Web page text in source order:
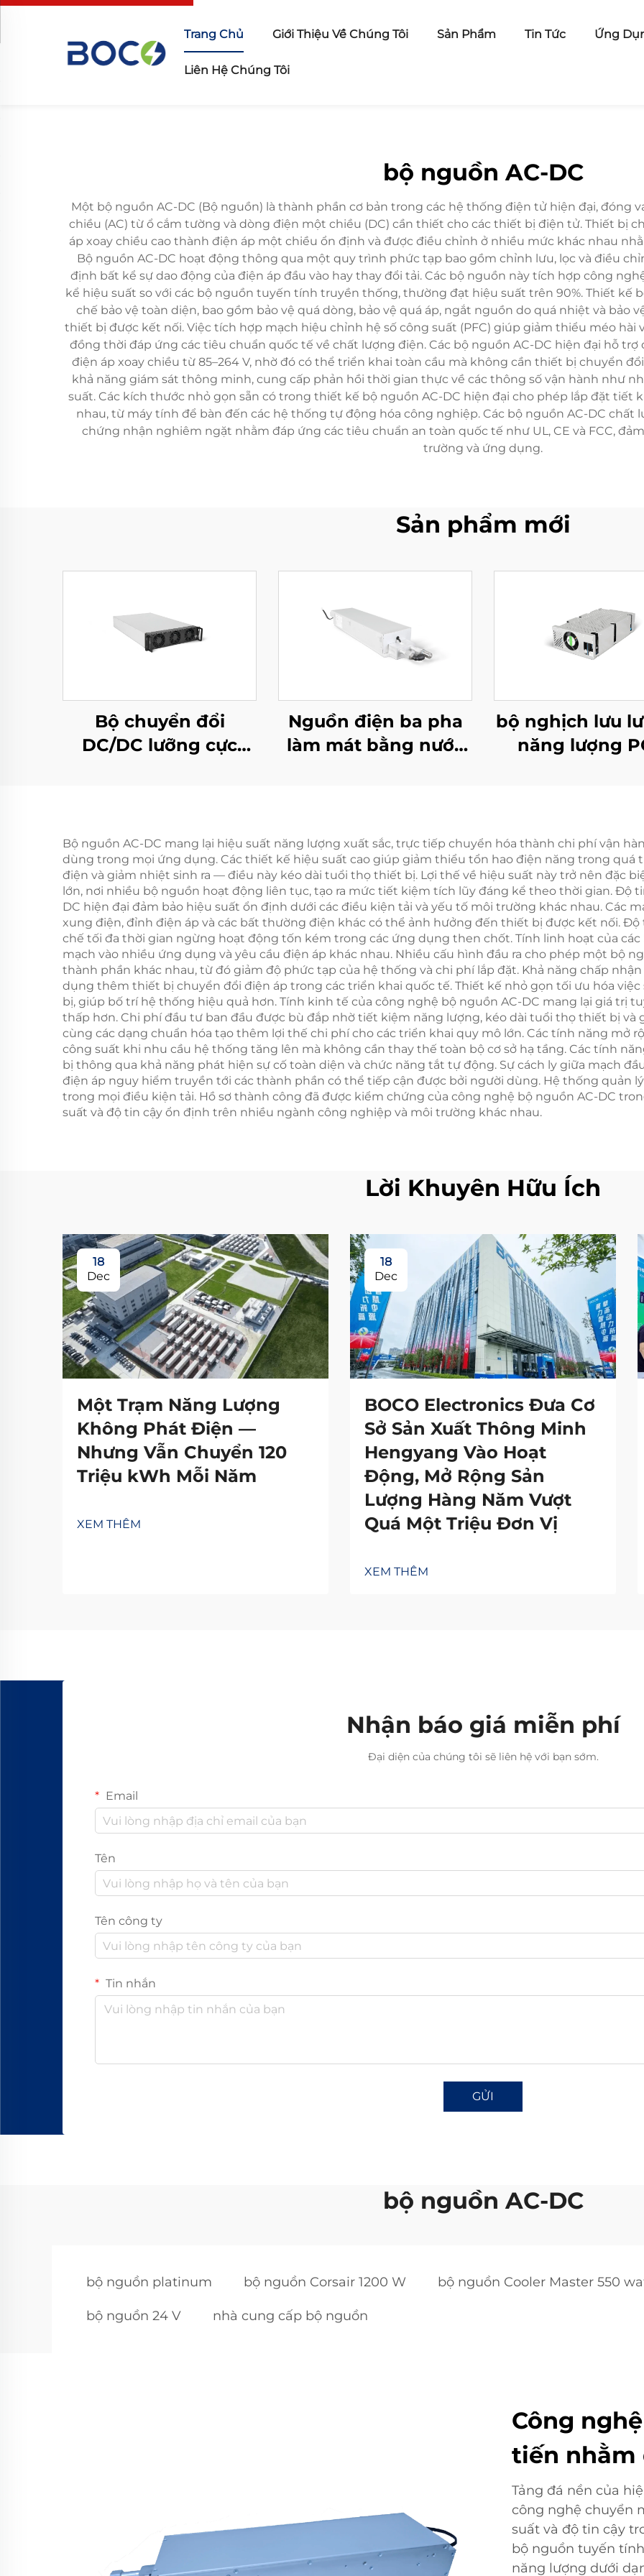
Trang Chủ Giới Thiệu Về Chúng Tôi Sản Phẩm Tin Tức Ứng
Liên Hệ Chúng Tôi
bộ nguồn AC-DC
Một bộ nguồn AC-DC (Bộ nguồn) là thành phần cơ bản trong các hệ thống điện tử hiện đại, đóng
chiều (AC) từ ổ cắm tường và dòng điện một chiều (DC) cần thiết cho các thiết bị điện tử. Thiết bị
áp xoay chiều cao thành điện áp một chiều ổn định và được điều chỉnh ở nhiều mức khác nhau
Bộ nguồn AC-DC hoạt động thông qua một quy trình phức tạp bao gồm chỉnh lưu, lọc và điều
định bất kể sự dao động của điện áp đầu vào hay thay đổi tải. Các bộ nguồn này tích hợp công
kể hiệu suất so với các bộ nguồn tuyến tính truyền thống, thường đạt hiệu suất trên 90%. Thiết kế
chế bảo vệ toàn diện, bao gồm bảo vệ quá dòng, bảo vệ quá áp, ngắt nguồn do quá nhiệt và bảo
thiết bị được kết nối. Việc tích hợp mạch hiệu chỉnh hệ số công suất (PFC) giúp giảm thiểu méo
đồng thời đáp ứng các tiêu chuẩn quốc tế về chất lượng điện. Các bộ nguồn AC-DC hiện đại hỗ
điện áp xoay chiều từ 85–264 V, nhờ đó có thể triển khai toàn cầu mà không cần thiết bị chuyển
khả năng giám sát thông minh, cung cấp phản hồi thời gian thực về các thông số vận hành như
suất. Các kích thước nhỏ gọn sẵn có trong thiết kế bộ nguồn AC-DC hiện đại cho phép lắp đặt
nhau, từ máy tính để bàn đến các hệ thống tự động hóa công nghiệp. Các bộ nguồn AC-DC chất
chứng nhận nghiêm ngặt nhằm đáp ứng các tiêu chuẩn an toàn quốc tế như UL, CE và FCC,
trường và ứng dụng.
Sản phẩm mới
Bộ chuyển đổi
DC/DC lưỡng cực
Nguồn điện ba pha
làm mát bằng nước
bộ nghịch lưu
năng lượng
Bộ nguồn AC-DC mang lại hiệu suất năng lượng xuất sắc, trực tiếp chuyển hóa thành chi phí vận
dùng trong mọi ứng dụng. Các thiết kế hiệu suất cao giúp giảm thiểu tổn hao điện năng trong quá
điện và giảm nhiệt sinh ra — điều này kéo dài tuổi thọ thiết bị. Lợi thế về hiệu suất này trở nên đặc
lớn, nơi nhiều bộ nguồn hoạt động liên tục, tạo ra mức tiết kiệm tích lũy đáng kể theo thời gian. Độ
DC hiện đại đảm bảo hiệu suất ổn định dưới các điều kiện tải và yếu tố môi trường khác nhau. Các
xung điện, đỉnh điện áp và các bất thường điện khác có thể ảnh hưởng đến thiết bị được kết nối. Độ
chế tối đa thời gian ngừng hoạt động tốn kém trong các ứng dụng then chốt. Tính linh hoạt của
mạch vào nhiều ứng dụng và yêu cầu điện áp khác nhau. Nhiều cấu hình đầu ra cho phép một bộ
thành phần khác nhau, từ đó giảm độ phức tạp của hệ thống và chi phí lắp đặt. Khả năng chấp
dụng thêm thiết bị chuyển đổi điện áp trong các triển khai quốc tế. Thiết kế nhỏ gọn tối ưu hóa
bị, giúp bố trí hệ thống hiệu quả hơn. Tính kinh tế của công nghệ bộ nguồn AC-DC mang lại giá trị
thấp hơn. Chi phí đầu tư ban đầu được bù đắp nhờ tiết kiệm năng lượng, kéo dài tuổi thọ thiết bị và
cùng các dạng chuẩn hóa tạo thêm lợi thế chi phí cho các triển khai quy mô lớn. Các tính năng mở
công suất khi nhu cầu hệ thống tăng lên mà không cần thay thế toàn bộ cơ sở hạ tầng. Các tính
bị thông qua khả năng phát hiện sự cố toàn diện và chức năng tắt tự động. Sự cách ly giữa mạch
điện áp nguy hiểm truyền tới các thành phần có thể tiếp cận được bởi người dùng. Hệ thống quản
trong mọi điều kiện tải. Hồ sơ thành công đã được kiểm chứng của công nghệ bộ nguồn AC-DC
suất và độ tin cậy ổn định trên nhiều ngành công nghiệp và môi trường khác nhau.
Lời Khuyên Hữu Ích
18
Dec
Một Trạm Năng Lượng
Không Phát Điện —
Nhưng Vẫn Chuyển 120
Triệu kWh Mỗi Năm
XEM THÊM
18
Dec
BOCO Electronics Đưa Cơ
Sở Sản Xuất Thông Minh
Hengyang Vào Hoạt
Động, Mở Rộng Sản
Lượng Hàng Năm Vượt
Quá Một Triệu Đơn Vị
XEM THÊM
Nhận báo giá miễn phí
Đại diện của chúng tôi sẽ liên hệ với bạn sớm.
Email
Tên
Tên công ty
Tin nhắn
GỬI
bộ nguồn AC-DC
bộ nguồn platinum bộ nguồn Corsair 1200 W bộ nguồn Cooler Master 550
bộ nguồn 24 V nhà cung cấp bộ nguồn
Công
tiến nhằm
Tảng đá nền của
công nghệ chuyển
suất và độ tin cậy
bộ nguồn tuyến
năng lượng dưới